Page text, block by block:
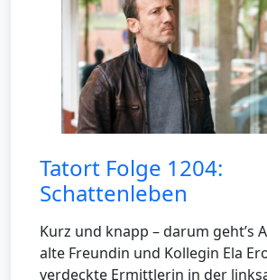
Tatort Folge 1204:
Schattenleben
Kurz und knapp – darum geht’s
alte Freundin und Kollegin Ela
verdeckte Ermittlerin in der